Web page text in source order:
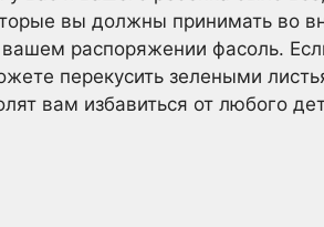
вы должны принимать во
распоряжении фасоль.
перекусить зелеными
вам избавиться от любого